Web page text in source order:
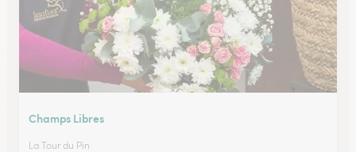
Champs Libres
La Tour du Pin